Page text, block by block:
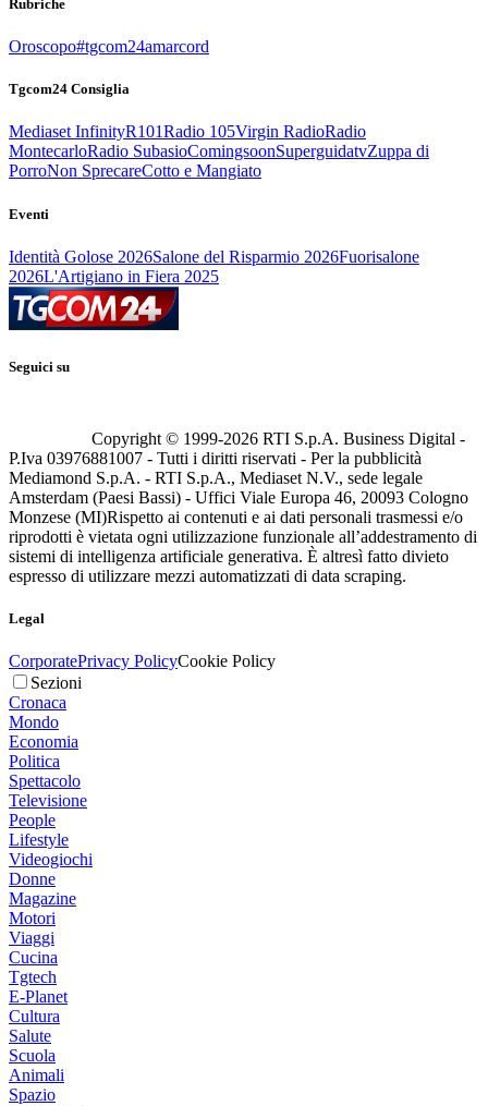
Rubriche
Oroscopo#tgcom24amarcord
Tgcom24 Consiglia
Mediaset InfinityR101Radio 105Virgin RadioRadio
MontecarloRadio SubasioComingsoonSuperguidatvZuppa di
PorroNon SprecareCotto e Mangiato
Eventi
Identità Golose 2026Salone del Risparmio 2026Fuorisalone
2026L'Artigiano in Fiera 2025
Seguici su
Copyright © 1999-2026 RTI S.p.A. Business Digital -
P.Iva 03976881007 - Tutti i diritti riservati - Per la pubblicità
Mediamond S.p.A. - RTI S.p.A., Mediaset N.V., sede legale
Amsterdam (Paesi Bassi) - Uffici Viale Europa 46, 20093 Cologno
Monzese (MI)Rispetto ai contenuti e ai dati personali trasmessi e/o
riprodotti è vietata ogni utilizzazione funzionale all’addestramento di
sistemi di intelligenza artificiale generativa. È altresì fatto divieto
espresso di utilizzare mezzi automatizzati di data scraping.
Legal
CorporatePrivacy PolicyCookie Policy
Sezioni
Cronaca
Mondo
Economia
Politica
Spettacolo
Televisione
People
Lifestyle
Videogiochi
Donne
Magazine
Motori
Viaggi
Cucina
Tgtech
E-Planet
Cultura
Salute
Scuola
Animali
Spazio